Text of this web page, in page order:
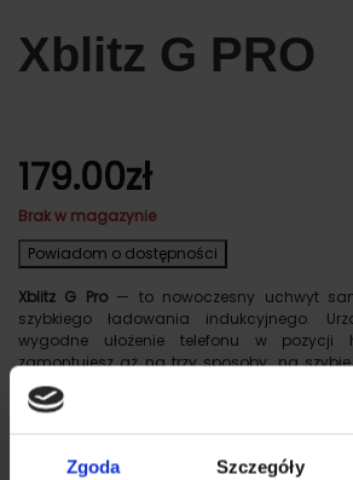
Zgoda Szczegóły
Xblitz G PRO
179.00zł
Brak w magazynie
Powiadom o dostępności
Xblitz G Pro— to nowoczesny uchwyt
szybkiego ładowania indukcyjnego.
wygodne ułożenie telefonu w pozycji
zamontujesz aż na trzy sposoby: na
oraz do kratki wentylacyjnej. Szerokie
nie tylko telefon, ale również tablet. Dzięki